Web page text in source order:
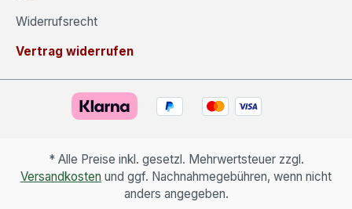
Widerrufsrecht
Vertrag widerrufen
* Alle Preise inkl. gesetzl. Mehrwertsteuer zzgl.
Versandkosten und ggf. Nachnahmegebühren, wenn nicht
anders angegeben.